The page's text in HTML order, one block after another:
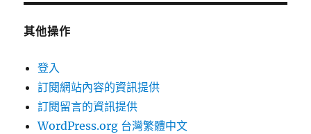
其他操作
登入
訂閱網站內容的資訊提供
訂閱留言的資訊提供
WordPress.org 台灣繁體中文